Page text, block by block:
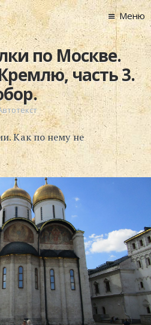
Главная
Новости
Графоманство
* Автотекст
*
* Хронограф
Арт-Рецензии
* Слушать
* По жизни
Блог
Поиск
Меню
по Москве.
часть 3.
Как по нему не